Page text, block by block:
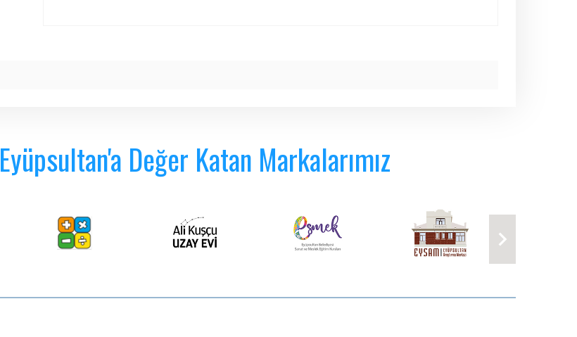
Eyüpsultan'a Değer Katan Markalarımız